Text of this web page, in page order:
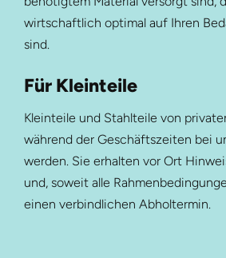
wirtschaftlich optimal auf Ihren
sind.
Für Kleinteile
Kleinteile und Stahlteile von
während der Geschäftszeiten bei
werden. Sie erhalten vor Ort
und, soweit alle
einen verbindlichen Abholtermin.